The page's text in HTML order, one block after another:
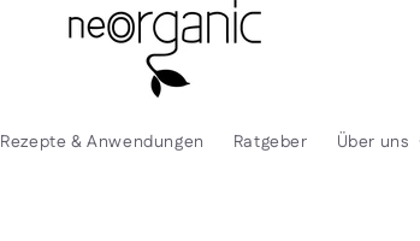
Rezepte & Anwendungen Ratgeber Über uns